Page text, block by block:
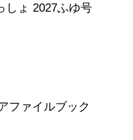
しょ 2027ふゆ号
ファイルブック